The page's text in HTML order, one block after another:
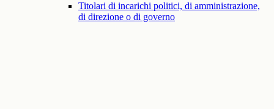
Titolari di incarichi politici, di amministrazione,
di direzione o di governo